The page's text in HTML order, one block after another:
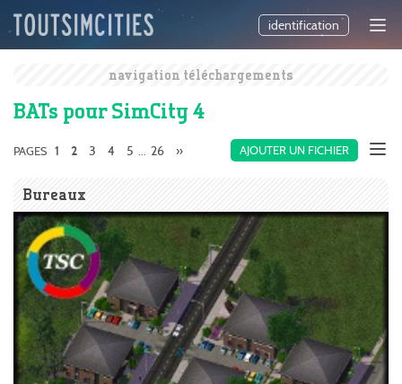
identification
navigation téléchargements
BATs pour SimCity 4
AJOUTER UN FICHIER
PAGES 1 2 3 4 5 ... 26 »
Bureaux